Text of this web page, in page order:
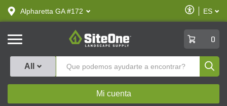
text.skipToContent
text.skipToNavigation
Alpharetta GA #172
Habilitar
ES
SiteOne
0
All
Mi cuenta